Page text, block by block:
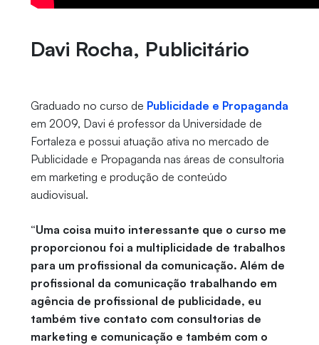
Davi Rocha, Publicitário
Graduado no curso de Publicidade e Propaganda
em 2009, Davi é professor da Universidade de
Fortaleza e possui atuação ativa no mercado de
Publicidade e Propaganda nas áreas de consultoria
em marketing e produção de conteúdo
audiovisual.
“Uma coisa muito interessante que o curso me
proporcionou foi a multiplicidade de trabalhos
para um profissional da comunicação. Além de
profissional da comunicação trabalhando em
agência de profissional de publicidade, eu
também tive contato com consultorias de
marketing e comunicação e também com o